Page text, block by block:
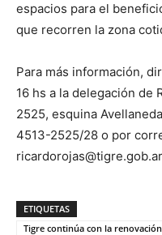
espacios para el
que recorren la zona
Para más información,
16 hs a la delegación de
2525, esquina
4513-2525/28 o por
ETIQUETAS
Tigre continúa con la